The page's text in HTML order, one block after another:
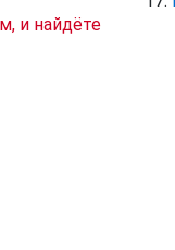
и найдёте